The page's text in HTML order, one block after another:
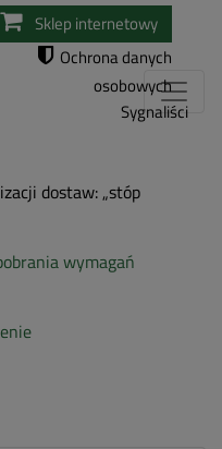
Sklep internetowy
Ochrona danych
osobowych
Sygnaliści
dostaw: „stóp
wymagań